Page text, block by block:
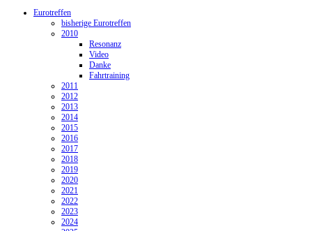
Eurotreffen
bisherige Eurotreffen
2010
Resonanz
Video
Danke
Fahrtraining
2011
2012
2013
2014
2015
2016
2017
2018
2019
2020
2021
2022
2023
2024